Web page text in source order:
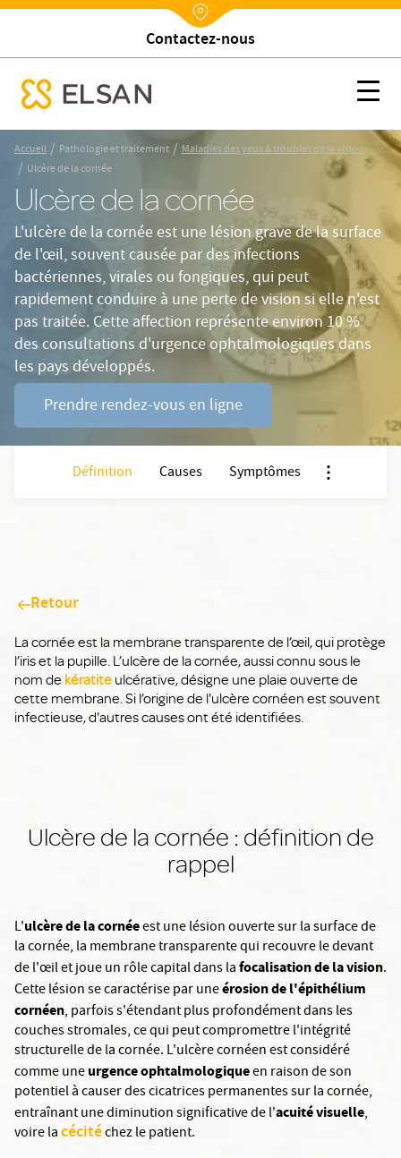
Nx:Aller
contenu
principal
Nx:Annuaire
Trouver un établissement
Ulcère de la cornée
menu mobile
Accueil / Pathologie et traitement / Maladies des yeux & troubles de la vision
/ Ulcère de la cornée
Ulcère de la cornée
L'ulcère de la cornée est une lésion grave de la surface
de l'œil, souvent causée par des infections
bactériennes, virales ou fongiques, qui peut
rapidement conduire à une perte de vision si elle n'est
pas traitée. Cette affection représente environ 10 %
des consultations d'urgence ophtalmologiques dans
les pays développés.
Prendre rendez-vous en ligne
Définition Causes Symptômes
Retour
La cornée est la membrane transparente de l’œil, qui protège
l’iris et la pupille. L’ulcère de la cornée, aussi connu sous le
nom de kératite ulcérative, désigne une plaie ouverte de
cette membrane. Si l’origine de l'ulcère cornéen est souvent
infectieuse, d'autres causes ont été identifiées.
Ulcère de la cornée : définition de
rappel
L'ulcère de la cornéeest une lésion ouverte sur la surface de
la cornée, la membrane transparente qui recouvre le devant
de l'œil et joue un rôle capital dans lafocalisation de la vision.
Cette lésion se caractérise par uneérosion de l'épithélium
cornéen, parfois s'étendant plus profondément dans les
couches stromales, ce qui peut compromettre l'intégrité
structurelle de la cornée. L'ulcère cornéen est considéré
comme uneurgence ophtalmologiqueen raison de son
potentiel à causer des cicatrices permanentes sur la cornée,
entraînant une diminution significative de l'acuité visuelle,
voire lacécitéchez le patient.